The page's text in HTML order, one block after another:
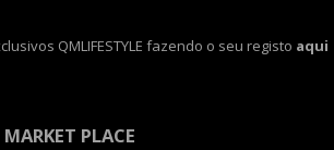
QMLIFESTYLE fazendo o seu registo aqui
PLACE